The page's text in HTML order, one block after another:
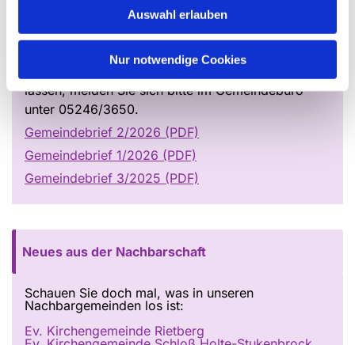
Auswahl erlauben
Nur notwendige Cookies
von unseren Gemeindebriefausteilern, in den
Kirchen oder Gemeindehäusern und einigen Verler
Möchten Sie sich den Gemeindebrief zuschicken
lassen, melden Sie sich bitte im Gemeindebüro
unter 05246/3650.
Gemeindebrief 2/2026 (PDF)
Gemeindebrief 1/2026 (PDF)
Gemeindebrief 3/2025 (PDF)
Neues aus der Nachbarschaft
Schauen Sie doch mal, was in unseren
Nachbargemeinden los ist:
Ev. Kirchengemeinde Rietberg